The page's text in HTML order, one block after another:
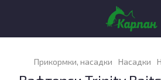
Прикормки, насадки Насадки